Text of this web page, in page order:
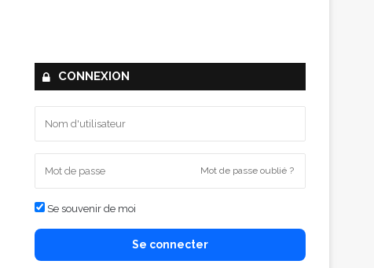
CONNEXION
Mot de passe oublié ?
Se souvenir de moi
Se connecter